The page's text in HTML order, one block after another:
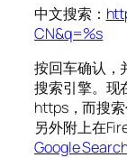
中文搜索：
CN&q=%s
按回车确认，
搜索引擎。现
https，而搜索
另外附上在
Google